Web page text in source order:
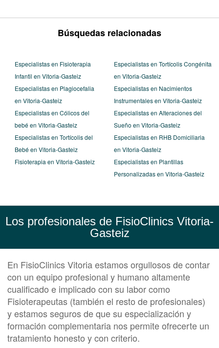
Búsquedas relacionadas
Especialistas en Fisioterapia
Infantil en Vitoria-Gasteiz
Especialistas en Plagiocefalia
en Vitoria-Gasteiz
Especialistas en Cólicos del
bebé en Vitoria-Gasteiz
Especialistas en Tortícolis del
Bebé en Vitoria-Gasteiz
Fisioterapia en Vitoria-Gasteiz
Especialistas en Tortícolis Congénita
en Vitoria-Gasteiz
Especialistas en Nacimientos
Instrumentales en Vitoria-Gasteiz
Especialistas en Alteraciones del
Sueño en Vitoria-Gasteiz
Especialistas en RHB Domiciliaria
en Vitoria-Gasteiz
Especialistas en Plantillas
Personalizadas en Vitoria-Gasteiz
Los profesionales de FisioClinics Vitoria-
Gasteiz
En FisioClinics Vitoria estamos orgullosos de contar
con un equipo profesional y humano altamente
cualificado e implicado con su labor como
Fisioterapeutas (también el resto de profesionales)
y estamos seguros de que su especialización y
formación complementaria nos permite ofrecerte un
tratamiento honesto y con criterio.